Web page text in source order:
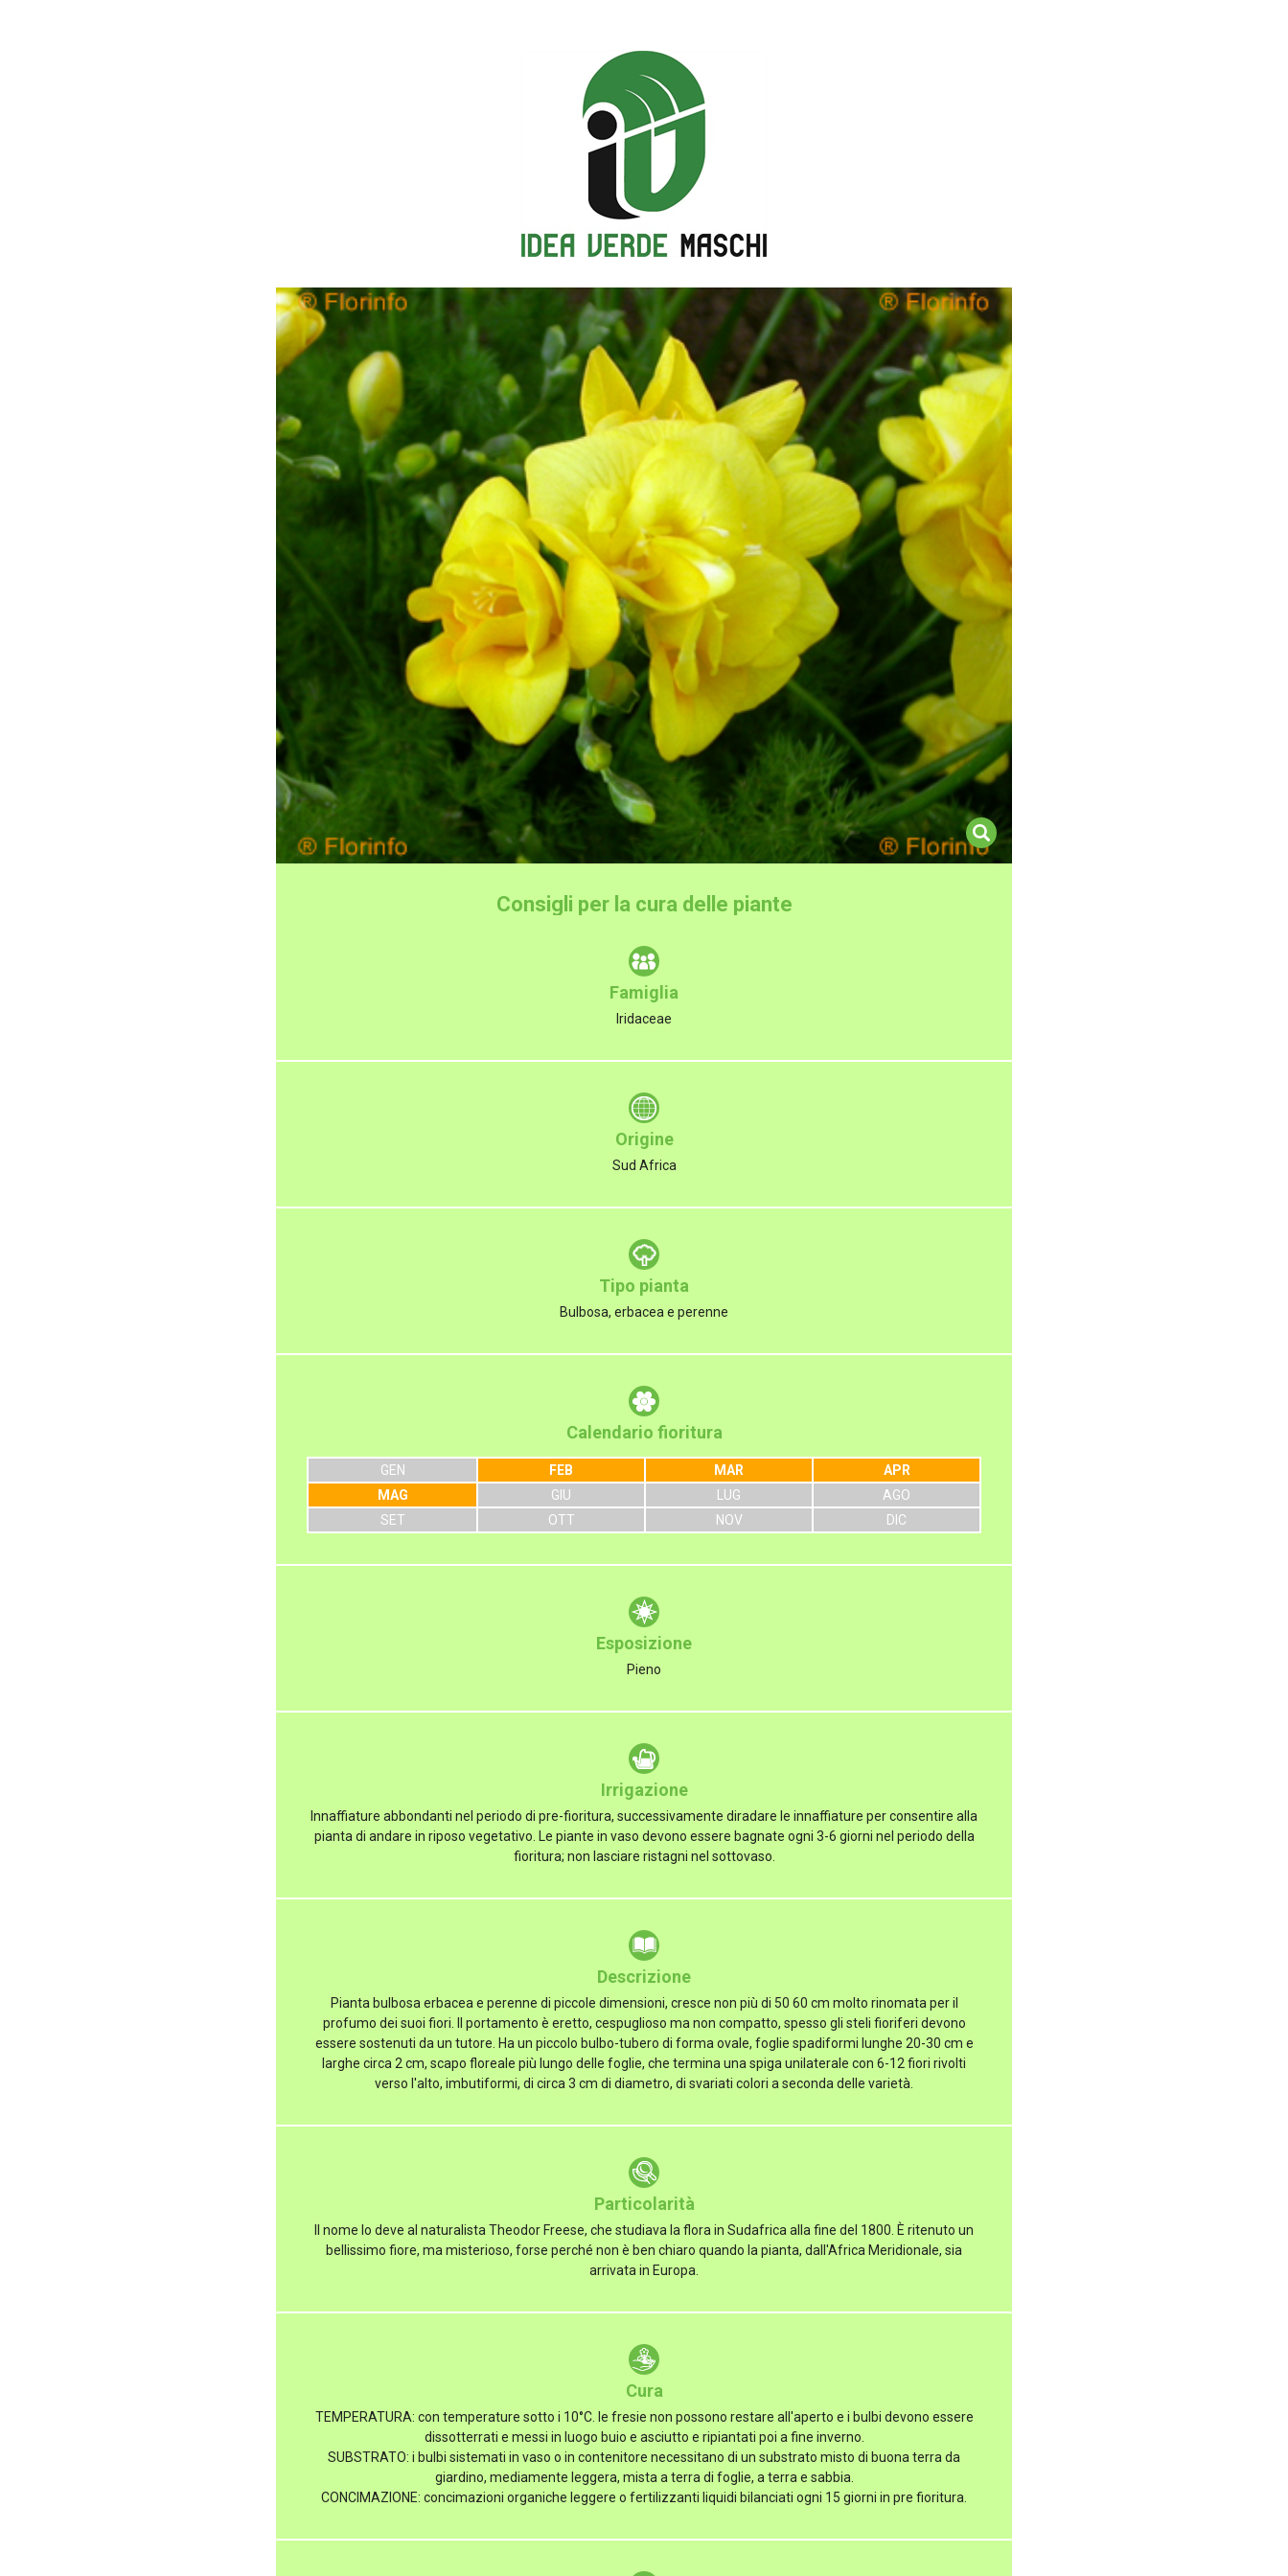
Consigli per la cura delle piante
Famiglia
Iridaceae
Origine
Sud Africa
Tipo pianta
Bulbosa, erbacea e perenne
Calendario fioritura
GEN FEB MAR
APR
MAG
GIU LUG
AGO
SET
OTT NOV DIC
Esposizione
Pieno
Irrigazione
Innaffiature abbondanti nel periodo di pre-fioritura, successivamente diradare le innaffiature per consentire alla
pianta di andare in riposo vegetativo. Le piante in vaso devono essere bagnate ogni 3-6 giorni nel periodo della
fioritura; non lasciare ristagni nel sottovaso.
Descrizione
Pianta bulbosa erbacea e perenne di piccole dimensioni, cresce non più di 50 60 cm molto rinomata per il
profumo dei suoi fiori. Il portamento è eretto, cespuglioso ma non compatto, spesso gli steli fioriferi devono
essere sostenuti da un tutore. Ha un piccolo bulbo-tubero di forma ovale, foglie spadiformi lunghe 20-30 cm e
larghe circa 2 cm, scapo floreale più lungo delle foglie, che termina una spiga unilaterale con 6-12 fiori rivolti
verso l'alto, imbutiformi, di circa 3 cm di diametro, di svariati colori a seconda delle varietà.
Particolarità
Il nome lo deve al naturalista Theodor Freese, che studiava la flora in Sudafrica alla fine del 1800. È ritenuto un
bellissimo fiore, ma misterioso, forse perché non è ben chiaro quando la pianta, dall'Africa Meridionale, sia
arrivata in Europa.
Cura
TEMPERATURA: con temperature sotto i 10°C. le fresie non possono restare all'aperto e i bulbi devono essere
dissotterrati e messi in luogo buio e asciutto e ripiantati poi a fine inverno.
SUBSTRATO: i bulbi sistemati in vaso o in contenitore necessitano di un substrato misto di buona terra da
giardino, mediamente leggera, mista a terra di foglie, a terra e sabbia.
CONCIMAZIONE: concimazioni organiche leggere o fertilizzanti liquidi bilanciati ogni 15 giorni in pre fioritura.